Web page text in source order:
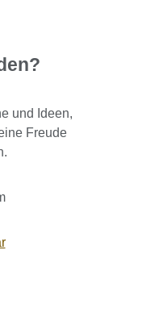
und Ideen,
Freude